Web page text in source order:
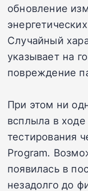
обновление
Случайный
указывает на
повреждение
При этом ни
всплыла в
тестирования
Program.
появилась в
незадолго до